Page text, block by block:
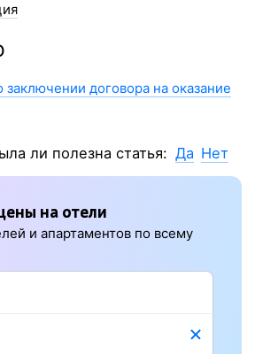
договора на оказание
ли полезна статья: Да Нет
на отели
и апартаментов по всему